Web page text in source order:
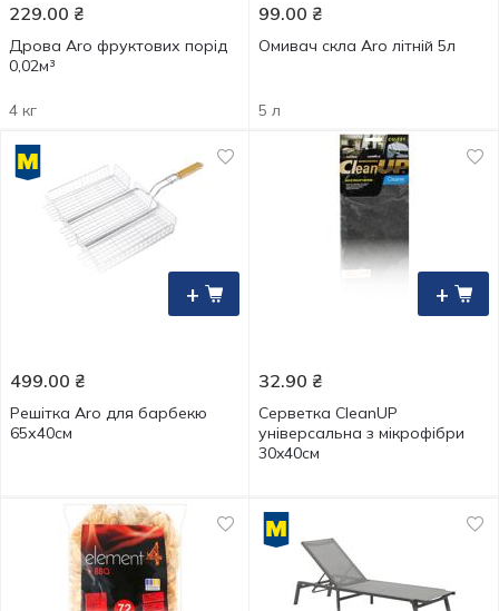
229.00 ₴
Дрова Aro фруктових порід
0,02м³
4 кг
99.00 ₴
Омивач скла Aro літній 5л
5 л
+
499.00 ₴
Решітка Aro для барбекю
65х40см
+
32.90 ₴
Серветка CleanUP
універсальна з мікрофібри
30x40см